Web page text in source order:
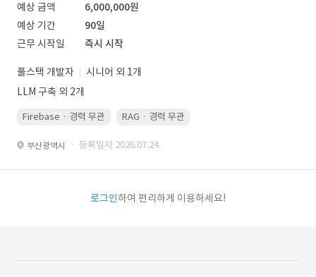
예상 금액
6,000,000원
예상 기간
90일
근무 시작일
즉시 시작
풀스택 개발자
시니어 외 1개
LLM 구축 외 2개
Firebase · 경력 무관 RAG · 경력 무관
부산광역시 · 등록일자 2026.07.24.
로그인하여 편리하게 이용하세요!